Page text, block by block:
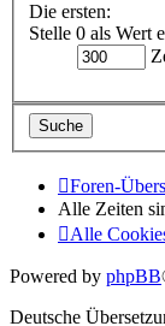
Die ersten:
Stelle 0 als Wert
Foren-
Alle Zeiten
Alle
Powered by phpBB
Deutsche